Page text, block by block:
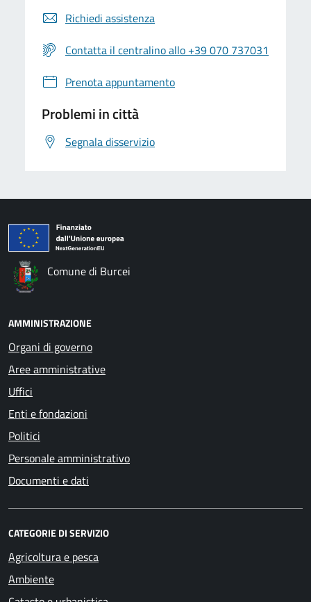
Richiedi assistenza
Contatta il centralino allo +39 070 737031
Prenota appuntamento
Problemi in città
Segnala disservizio
Comune di Burcei
AMMINISTRAZIONE
Organi di governo
Aree amministrative
Uffici
Enti e fondazioni
Politici
Personale amministrativo
Documenti e dati
CATEGORIE DI SERVIZIO
Agricoltura e pesca
Ambiente